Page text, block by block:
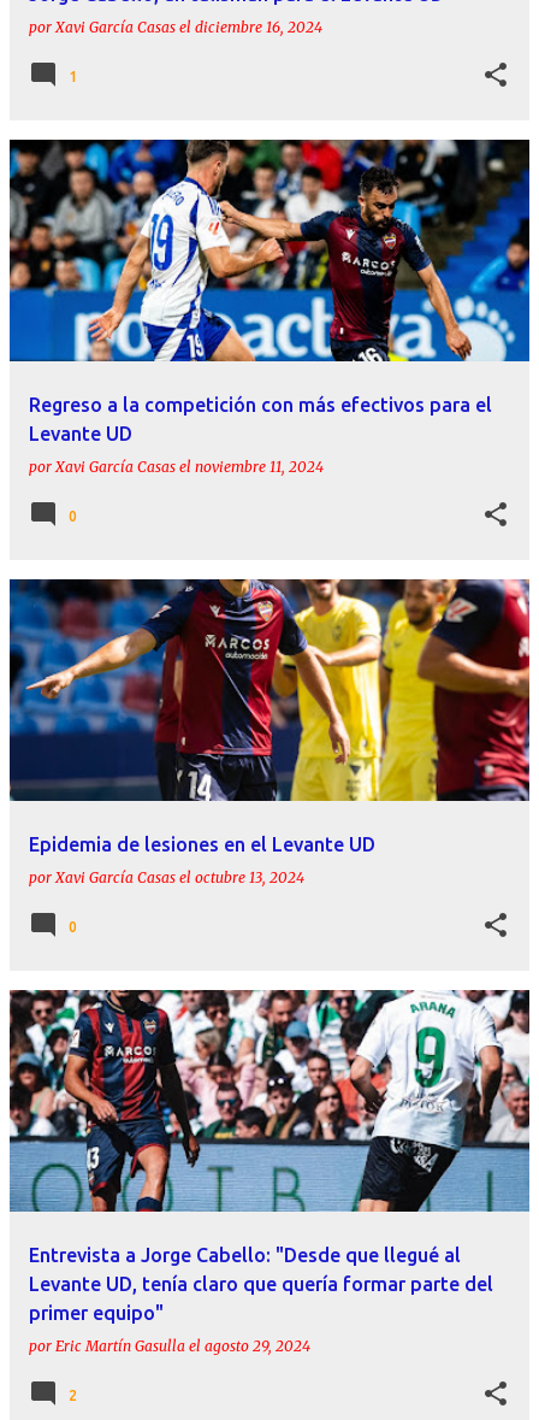
porXavi García Casas el diciembre 16, 2024
1
Regreso a la competición con más efectivos para el
Levante UD
porXavi García Casas el noviembre 11, 2024
0
Epidemia de lesiones en el Levante UD
porXavi García Casas el octubre 13, 2024
0
Entrevista a Jorge Cabello: "Desde que llegué al
Levante UD, tenía claro que quería formar parte del
primer equipo"
por Eric Martín Gasulla el agosto 29, 2024
2